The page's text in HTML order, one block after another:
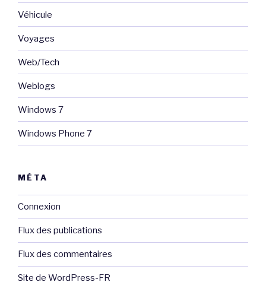
Véhicule
Voyages
Web/Tech
Weblogs
Windows 7
Windows Phone 7
MÉTA
Connexion
Flux des publications
Flux des commentaires
Site de WordPress-FR